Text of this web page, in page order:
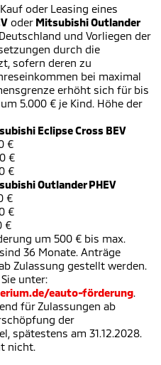
oder Leasing eines
oder Mitsubishi Outlander
und Vorliegen der
durch die
sofern deren zu
bei maximal
erhöht sich für bis
5.000 € je Kind. Höhe der
Eclipse Cross BEV
€
€
€
Outlander PHEV
€
€
€
um 500 € bis max.
36 Monate. Anträge
Zulassung gestellt werden.
unter:
eauto-förderung.
für Zulassungen ab
der
spätestens am 31.12.2028.
nicht.